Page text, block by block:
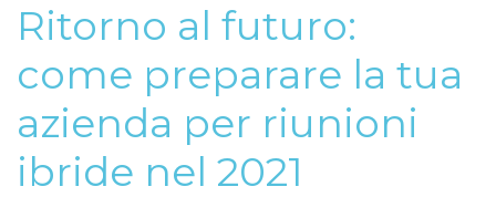
Ritorno al futuro:
come preparare la tua
azienda per riunioni
ibride nel 2021